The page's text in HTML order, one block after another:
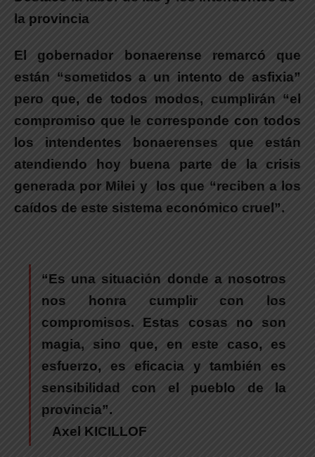
la provincia
El gobernador bonaerense remarcó que
están “sometidos a un intento de asfixia”
pero que, de todos modos, cumplirán “el
compromiso que le corresponde con todos
los intendentes bonaerenses que están
atendiendo hoy buena parte de la crisis
generada por Milei y los que “reciben a los
caídos de este sistema económico cruel”.
“Es una situación donde a nosotros
nos honra cumplir con los
compromisos. Estas cosas no son
magia, sino que, en este caso, es
esfuerzo, es eficacia y también es
sensibilidad con el pueblo de la
provincia”.
Axel KICILLOF